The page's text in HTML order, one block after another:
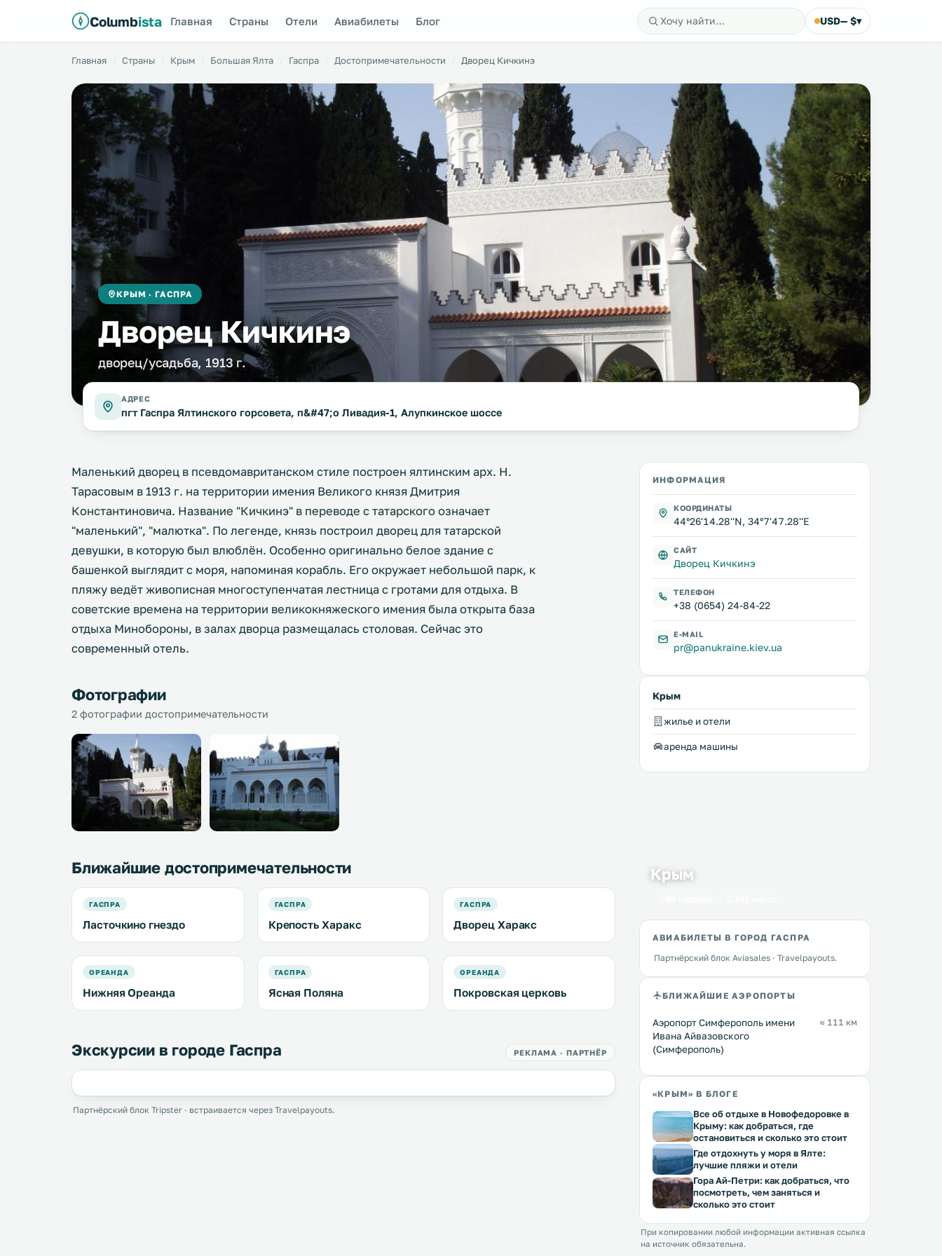
Columbista Главная Страны Отели Авиабилеты Блог USD— $▾
Главная Страны Крым Большая Ялта Гаспра Достопримечательности Дворец Кичкинэ
КРЫМ · ГАСПРА
Дворец Кичкинэ
дворец/усадьба, 1913 г.
АДРЕС
пгт Гаспра Ялтинского горсовета, п&#47;о Ливадия-1, Алупкинское шоссе
Маленький дворец в псевдомавританском стиле построен ялтинским арх. Н.
Тарасовым в 1913 г. на территории имения Великого князя Дмитрия
Константиновича. Название "Кичкинэ" в переводе с татарского означает
"маленький", "малютка". По легенде, князь построил дворец для татарской
девушки, в которую был влюблён. Особенно оригинально белое здание с
башенкой выглядит с моря, напоминая корабль. Его окружает небольшой парк, к
пляжу ведёт живописная многоступенчатая лестница с гротами для отдыха. В
советские времена на территории великокняжеского имения была открыта база
отдыха Минобороны, в залах дворца размещалась столовая. Сейчас это
современный отель.
Фотографии
2 фотографии достопримечательности
Ближайшие достопримечательности
ГАСПРА
Ласточкино гнездо
ГАСПРА
Крепость Харакс
ГАСПРА
Дворец Харакс
ОРЕАНДА
Нижняя Ореанда
ГАСПРА
Ясная Поляна
ОРЕАНДА
Покровская церковь
Экскурсии в городе Гаспра РЕКЛАМА · ПАРТНЁР
Партнёрский блок Tripster · встраивается через Travelpayouts.
ИНФОРМАЦИЯ
КООРДИНАТЫ
44°26'14.28''N, 34°7'47.28''E
САЙТ
Дворец Кичкинэ
ТЕЛЕФОН
+38 (0654) 24-84-22
E-MAIL
pr@panukraine.kiev.ua
Крым
жилье и отели
аренда машины
Крым
АВИАБИЛЕТЫ В ГОРОД ГАСПРА
Партнёрский блок Aviasales · Travelpayouts.
БЛИЖАЙШИЕ АЭРОПОРТЫ
Аэропорт Симферополь имени
Ивана Айвазовского
(Симферополь)
≈ 111 км
«КРЫМ» В БЛОГЕ
Все об отдыхе в Новофедоровке в
Крыму: как добраться, где
остановиться и сколько это стоит
Где отдохнуть у моря в Ялте:
лучшие пляжи и отели
Гора Ай-Петри: как добраться, что
посмотреть, чем заняться и
сколько это стоит
При копировании любой информации активная ссылка
на источник обязательна.